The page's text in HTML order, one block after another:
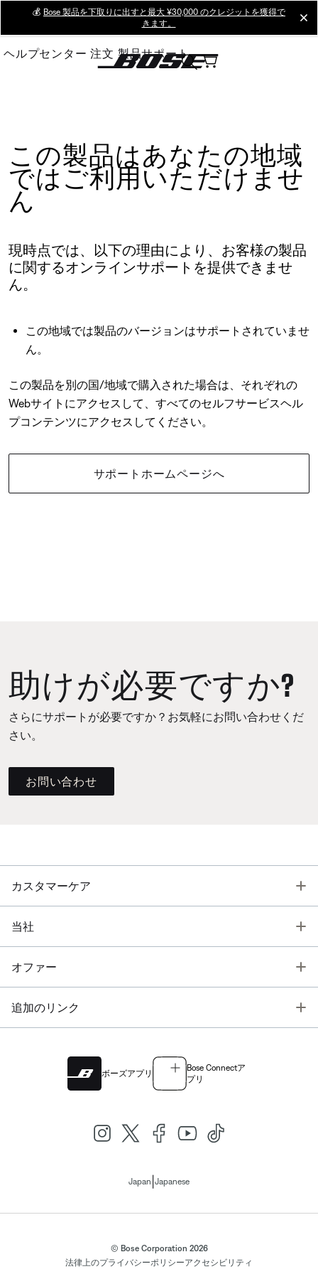
Main
💰 Bose 製品を下取りに出すと最大 ¥30,000 のクレジットを獲得で
きます。
ヘルプセンター 注文 製品サポート
この製品はあなたの地域
ではご利用いただけませ
ん
現時点では、以下の理由により、お客様の製品
に関するオンラインサポートを提供できませ
ん。
この地域では製品のバージョンはサポートされていませ
ん。
この製品を別の国/地域で購入された場合は、それぞれの
Webサイトにアクセスして、すべてのセルフサービスヘル
プコンテンツにアクセスしてください。
サポートホームページへ
助けが必要ですか?
さらにサポートが必要ですか？お気軽にお問い合わせくだ
さい。
お問い合わせ
カスタマーケア
当社
オファー
追加のリンク
ボーズアプリ
Bose Connectア
プリ
Japan Japanese
© Bose Corporation 2026
法律上のプライバシーポリシーアクセシビリティ